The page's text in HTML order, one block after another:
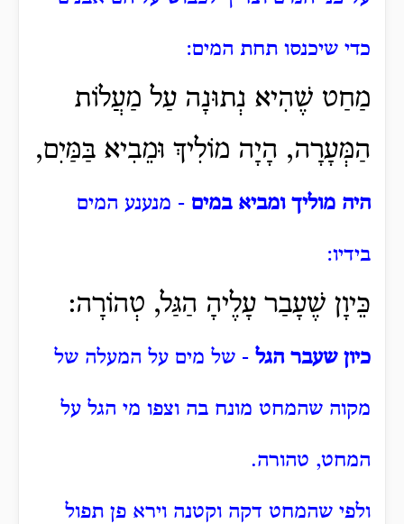
כדי שיכנסו תחת המים:
מַחַט שֶׁהִיא נְתוּנָה עַל מַעֲלוֹת
הַמְּעָרָה, הָיָה מוֹלִיךְ וּמֵבִיא בַּמַּיִם,
היה מוליך ומביא במים - מנענע המים
בידיו:
כֵּיוָן שֶׁעָבַר עָלֶיהָ הַגַּל, טְהוֹרָה:
כיון שעבר הגל - של מים על המעלה של
מקוה שהמחט מונח בה וצפו מי הגל על
המחט, טהורה.
ולפי שהמחט דקה וקטנה וירא פן תפול